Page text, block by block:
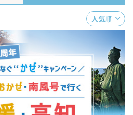
人気順